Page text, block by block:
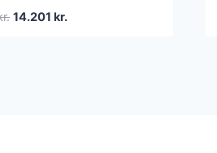
Mosaic
Den
14.201 kr.Den